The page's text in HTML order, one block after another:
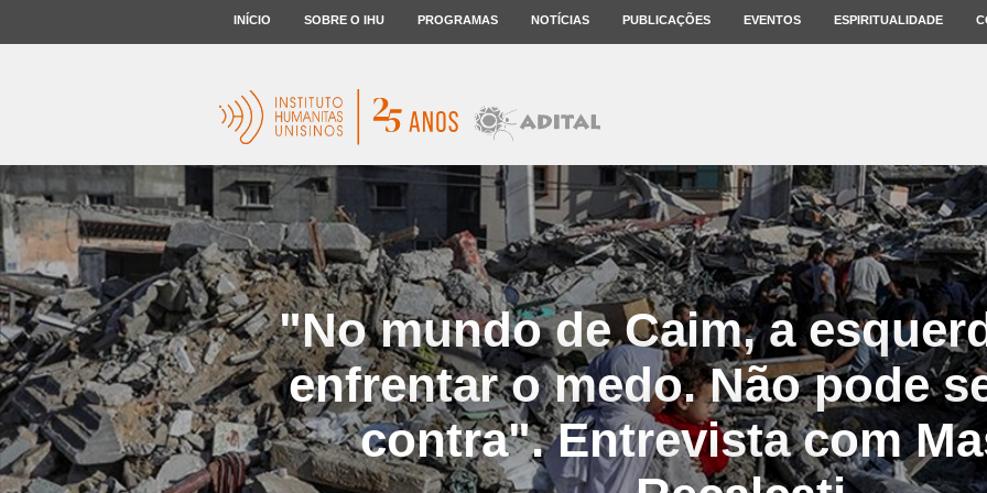
INÍCIO SOBRE O IHU PROGRAMAS NOTÍCIAS PUBLICAÇÕES EVENTOS ESPIRITUALIDADE
"No mundo de Caim, a
enfrentar o medo. Não pode
contra". Entrevista com